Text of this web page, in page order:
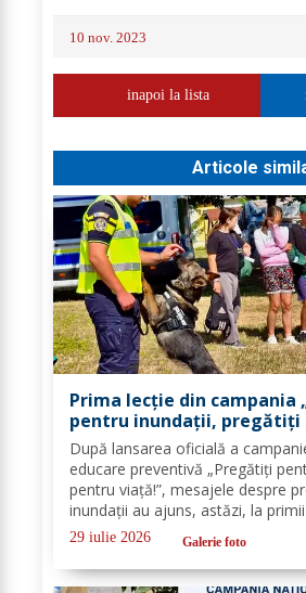
10 nov. 2023
inapoi la lista
Articole
Prima lecție din campania
pentru inundații, pregătiți
peste 100 de copii au
protejeze în cazul
După lansarea oficială a
educare preventivă „Pregătiți
pentru viață!”, mesajele despre
inundații au ajuns, astăzi, la
100 de copii, participanți la
la Biserica „Sfântul...
29 iulie 2026 Galerie foto